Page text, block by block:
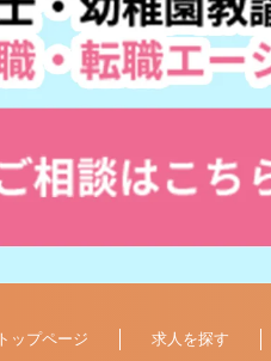
トップページ 求人を探す